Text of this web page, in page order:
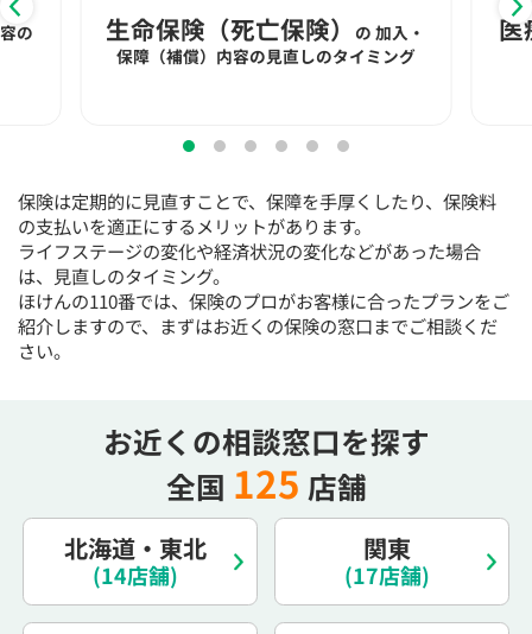
生命保険（死亡保険） の 加入・
保障（補償）内容の見直しのタイミング
医
の
保険は定期的に見直すことで、保障を手厚くしたり、保険料
の支払いを適正にするメリットがあります。
ライフステージの変化や経済状況の変化などがあった場合
は、見直しのタイミング。
ほけんの110番では、保険のプロがお客様に合ったプランをご
紹介しますので、まずはお近くの保険の窓口までご相談くだ
さい。
お近くの相談窓口を探す
全国 125 店舗
北海道・東北
(14店舗)
関東
(17店舗)